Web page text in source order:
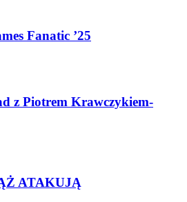
Fanatic ’25
z Piotrem Krawczykiem-
ATAKUJĄ